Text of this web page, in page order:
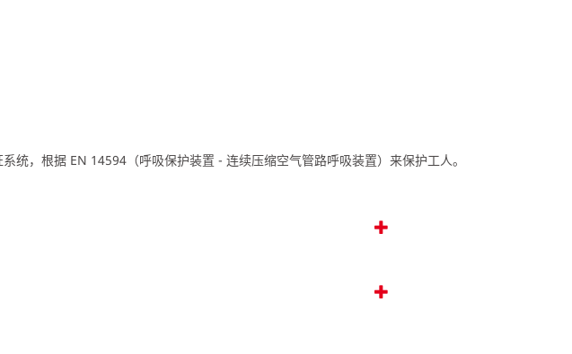
，根据 EN 14594（呼吸保护装置 - 连续压缩空气管路呼吸装置）来保护工人。